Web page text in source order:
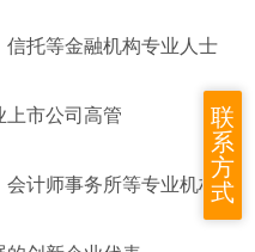
信托等金融机构专业人士
上市公司高管
会计师事务所等专业机构
联
系
方
式